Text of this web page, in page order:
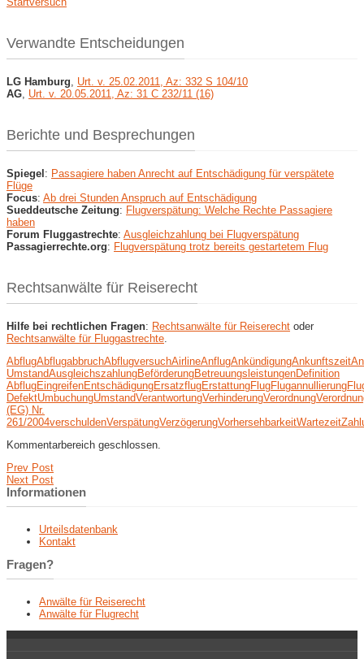
Verwandte Entscheidungen
LG Hamburg
Urt. v. 25.02.2011, Az: 332 S 104/10
AG Urt. v. 20.05.2011, Az: 31 C 232/11 (16)
Berichte und Besprechungen
Spiegel: Passagiere haben Anrecht auf Entschädigung für verspätete
Flüge
Focus: Ab drei Stunden Anspruch auf Entschädigung
Sueddeutsche Zeitung: Flugverspätung: Welche Rechte Passagiere
haben
Forum Fluggastrechte: Ausgleichzahlung bei Flugverspätung
Passagierrechte.org: Flugverspätung trotz bereits gestartetem Flug
Rechtsanwälte für Reiserecht
Hilfe bei rechtlichen Fragen: Rechtsanwälte für Reiserecht oder
Rechtsanwälte für Fluggastrechte
AbflugAbflugabbruchAbflugversuchAirlineAnflugAnkündigungAnkunftszeit
UmstandAusgleichszahlungBeförderungBetreuungsleistungenDefinition
AbflugEingreifenEntschädigungErsatzflugErstattungFlugFlugannullierung
DefektUmbuchungUmstandVerantwortungVerhinderungVerordnung
(EG) Nr.
261/2004verschuldenVerspätungVerzögerungVorhersehbarkeitWartezeit
Kommentarbereich geschlossen.
Prev Post
Next Post
Informationen
Urteilsdatenbank
Kontakt
Fragen?
Anwälte für Reiserecht
Anwälte für Flugrecht